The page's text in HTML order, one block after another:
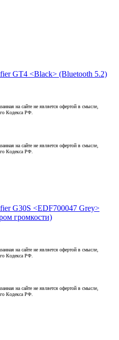
GT4 <Black> (Bluetooth 5.2)
на сайте не является офертой в смысле,
Кодекса РФ.
на сайте не является офертой в смысле,
Кодекса РФ.
G30S <EDF700047 Grey>
громкости)
на сайте не является офертой в смысле,
Кодекса РФ.
на сайте не является офертой в смысле,
Кодекса РФ.